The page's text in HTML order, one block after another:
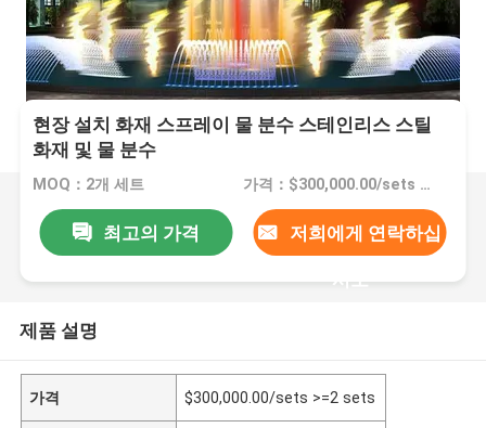
현장 설치 화재 스프레이 물 분수 스테인리스 스틸
화재 및 물 분수
MOQ：2개 세트 가격：$300,000.00/sets >=2 sets
최고의 가격 저희에게 연락하십
시오
제품 설명
가격 $300,000.00/sets >=2 sets